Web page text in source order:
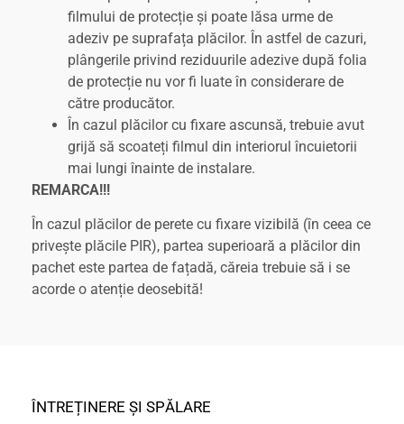
filmului de protecție și poate lăsa urme de
adeziv pe suprafața plăcilor. În astfel de cazuri,
plângerile privind reziduurile adezive după folia
de protecție nu vor fi luate în considerare de
către producător.
În cazul plăcilor cu fixare ascunsă, trebuie avut
grijă să scoateți filmul din interiorul încuietorii
mai lungi înainte de instalare.
REMARCA!!!
În cazul plăcilor de perete cu fixare vizibilă (în ceea ce
privește plăcile PIR), partea superioară a plăcilor din
pachet este partea de fațadă, căreia trebuie să i se
acorde o atenție deosebită!
ÎNTREȚINERE ȘI SPĂLARE